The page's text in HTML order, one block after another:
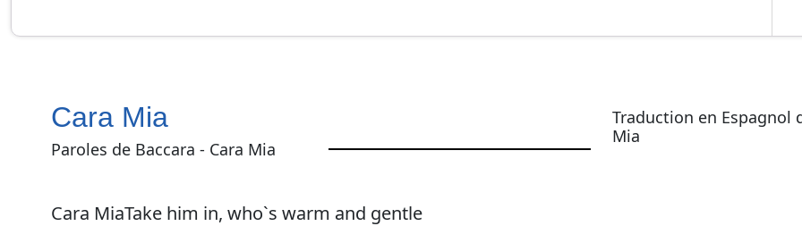
Cara Mia
Paroles de Baccara - Cara Mia
Cara MiaTake him in, who`s warm and gentle
Traduction en Espagnol
Mia